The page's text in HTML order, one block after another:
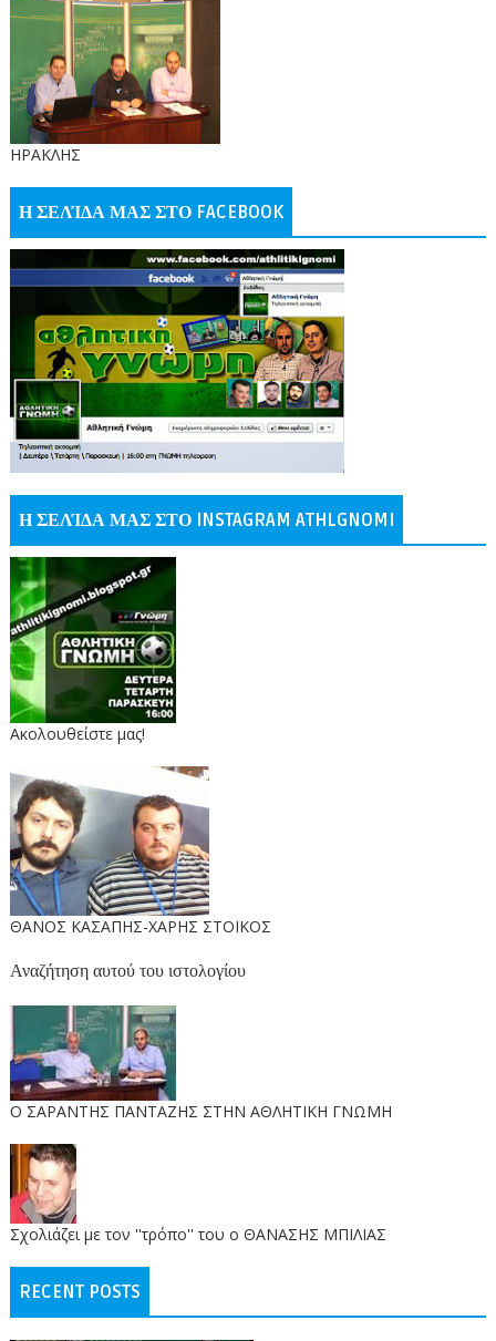
ΗΡΑΚΛΗΣ
Η ΣΕΛΊΔΑ ΜΑΣ ΣΤΟ FACEBOOK
Η ΣΕΛΊΔΑ ΜΑΣ ΣΤΟ INSTAGRAM ATHLGNOMI
Ακολουθείστε μας!
ΘΑΝΟΣ ΚΑΣΑΠΗΣ-ΧΑΡΗΣ ΣΤΟΙΚΟΣ
Αναζήτηση αυτού του ιστολογίου
O ΣΑΡΑΝΤΗΣ ΠΑΝΤΑΖΗΣ ΣΤΗΝ ΑΘΛΗΤΙΚΗ ΓΝΩΜΗ
Σχολιάζει με τον ''τρόπο'' του ο ΘΑΝΑΣΗΣ ΜΠΙΛΙΑΣ
RECENT POSTS